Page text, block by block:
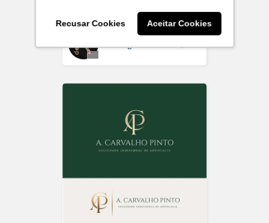
Recusar Cookies Aceitar Cookies
Rdesign SM Off